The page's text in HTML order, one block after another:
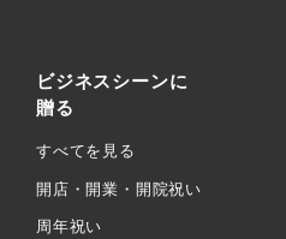
ビジネスシーンに
贈る
すべてを見る
開店・開業・開院祝い
周年祝い